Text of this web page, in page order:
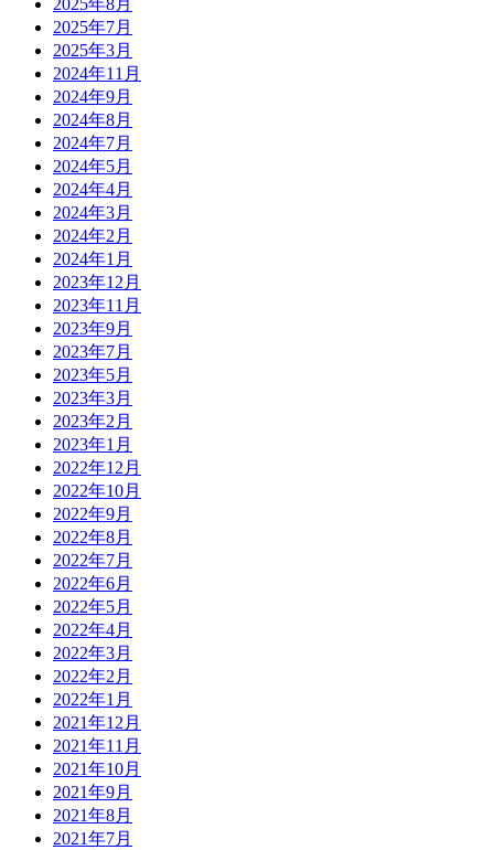
2025年7月
2025年3月
2024年11月
2024年9月
2024年8月
2024年7月
2024年5月
2024年4月
2024年3月
2024年2月
2024年1月
2023年12月
2023年11月
2023年9月
2023年7月
2023年5月
2023年3月
2023年2月
2023年1月
2022年12月
2022年10月
2022年9月
2022年8月
2022年7月
2022年6月
2022年5月
2022年4月
2022年3月
2022年2月
2022年1月
2021年12月
2021年11月
2021年10月
2021年9月
2021年8月
2021年7月